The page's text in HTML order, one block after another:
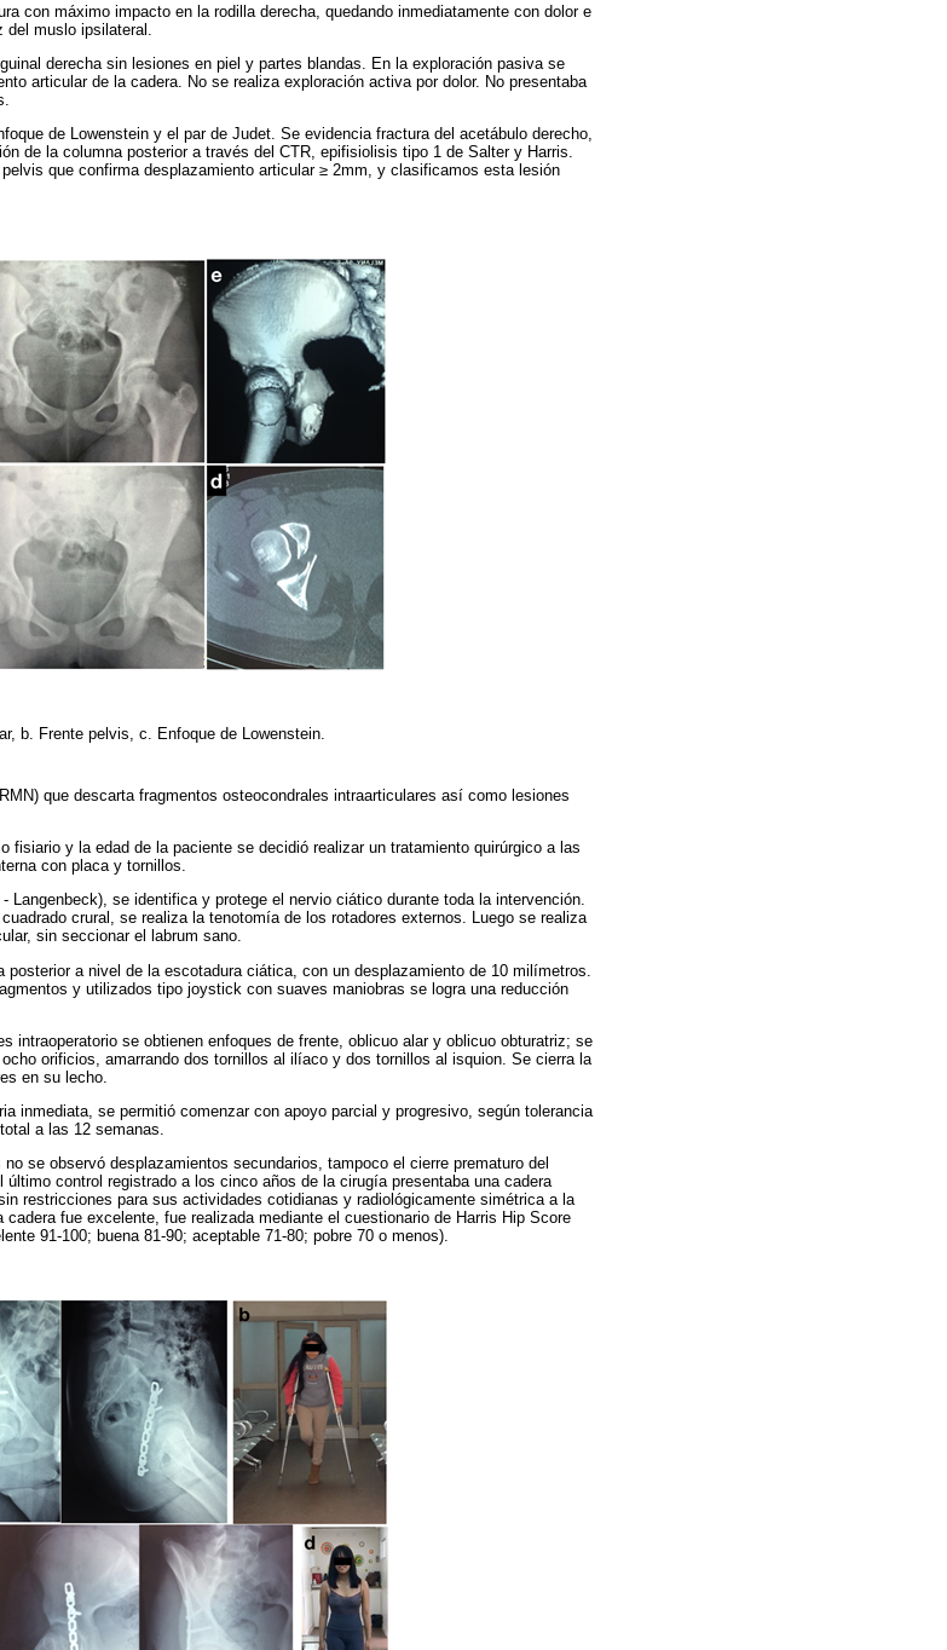
con máximo impacto en la rodilla derecha, quedando inmediatamente con dolor e
muslo ipsilateral.
derecha sin lesiones en piel y partes blandas. En la exploración pasiva se
articular de la cadera. No se realiza exploración activa por dolor. No presentaba
de Lowenstein y el par de Judet. Se evidencia fractura del acetábulo derecho,
de la columna posterior a través del CTR, epifisiolisis tipo 1 de Salter y Harris.
que confirma desplazamiento articular ≥ 2mm, y clasificamos esta lesión
b. Frente pelvis, c. Enfoque de Lowenstein.
que descarta fragmentos osteocondrales intraarticulares así como lesiones
fisiario y la edad de la paciente se decidió realizar un tratamiento quirúrgico a las
con placa y tornillos.
Langenbeck), se identifica y protege el nervio ciático durante toda la intervención.
crural, se realiza la tenotomía de los rotadores externos. Luego se realiza
sin seccionar el labrum sano.
a nivel de la escotadura ciática, con un desplazamiento de 10 milímetros.
y utilizados tipo joystick con suaves maniobras se logra una reducción
intraoperatorio se obtienen enfoques de frente, oblicuo alar y oblicuo obturatriz; se
orificios, amarrando dos tornillos al ilíaco y dos tornillos al isquion. Se cierra la
en su lecho.
inmediata, se permitió comenzar con apoyo parcial y progresivo, según tolerancia
a las 12 semanas.
se observó desplazamientos secundarios, tampoco el cierre prematuro del
control registrado a los cinco años de la cirugía presentaba una cadera
restricciones para sus actividades cotidianas y radiológicamente simétrica a la
fue excelente, fue realizada mediante el cuestionario de Harris Hip Score
91-100; buena 81-90; aceptable 71-80; pobre 70 o menos).